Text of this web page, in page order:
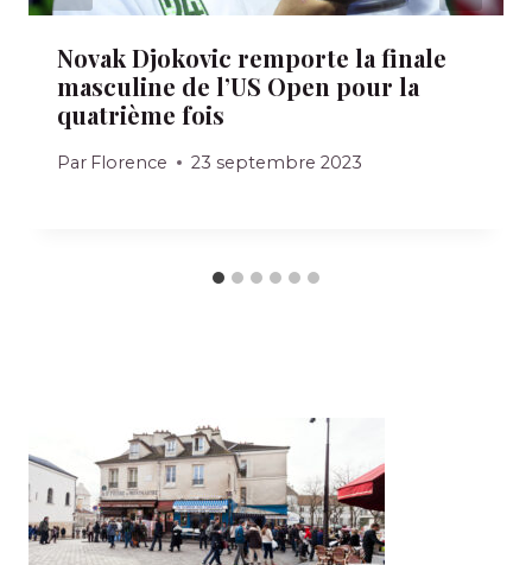
Novak Djokovic remporte la finale
masculine de l’US Open pour la
quatrième fois
Par Florence 23 septembre 2023